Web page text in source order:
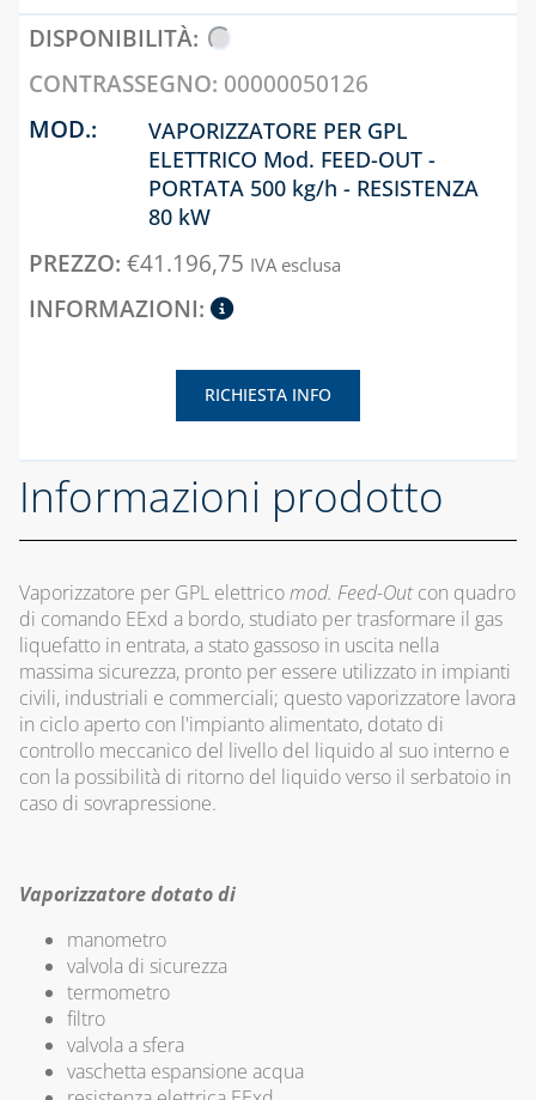
DISINCROSTANTI
E DETERGENTI
GUARNIZIONI
FASCETTE E
NASTRO
SPIRALATE
CORRUGATE,
ESTENSIBILI E
LEGHE SALDANTI
MASSETTI
SIGILLANTI E
ACCESSORI PER
TUBI E
GUARNIZIONI IN
GOMMA
CAPITOLO 09
ACCESSORI PER
SERBATOI E
INTERCETTAZIONE
FILTRI, VALVOLE
ED
ELETTROVALVOLE
PER GASOLIO
INDICATORI DI
LIVELLO E
ACCESSORI
00000050126
VAPORIZZATORE PER GPL
ELETTRICO Mod. FEED-OUT -
PORTATA 500 kg/h - RESISTENZA
80 kW
€41.196,75 IVA esclusa
RICHIESTA INFO
Informazioni prodotto
Vaporizzatore per GPL elettricomod. Feed-Outcon quadro
di comando EExd a bordo, studiato per trasformare il gas
liquefatto in entrata, a stato gassoso in uscita nella
massima sicurezza, pronto per essere utilizzato in impianti
civili, industriali e commerciali; questo vaporizzatore lavora
in ciclo aperto con l'impianto alimentato, dotato di
controllo meccanico del livello del liquido al suo interno e
con la possibilità di ritorno del liquido verso il serbatoio in
caso di sovrapressione.
Vaporizzatore dotato di
manometro
valvola di sicurezza
termometro
filtro
valvola a sfera
vaschetta espansione acqua